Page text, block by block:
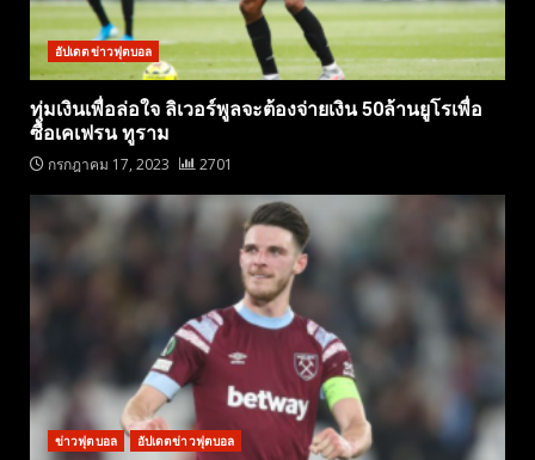
อัปเดตข่าวฟุตบอล
ทุ่มเงินเพื่อล่อใจ ลิเวอร์พูลจะต้องจ่ายเงิน 50ล้านยูโรเพื่อ
ซื้อเคเฟรน ทูราม
กรกฎาคม 17, 2023 2701
ข่าวฟุตบอล อัปเดตข่าวฟุตบอล